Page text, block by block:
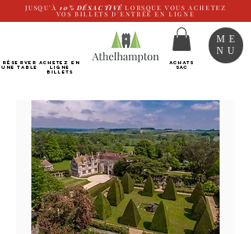
JUSQU'À 10% DÉSACTIVÉ LORSQUE VOUS ACHETEZ
VOS BILLETS D'ENTRÉE EN LIGNE
RÉSERVER
UNE TABLE
Achetez EN
LIGNE
Billets
ACHATS
SAC
ME
NU